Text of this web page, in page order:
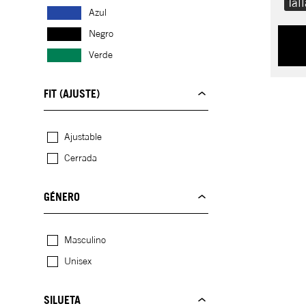
Azul
Negro
Verde
FIT (AJUSTE)
Ajustable
Cerrada
GÉNERO
Masculino
Unisex
SILUETA